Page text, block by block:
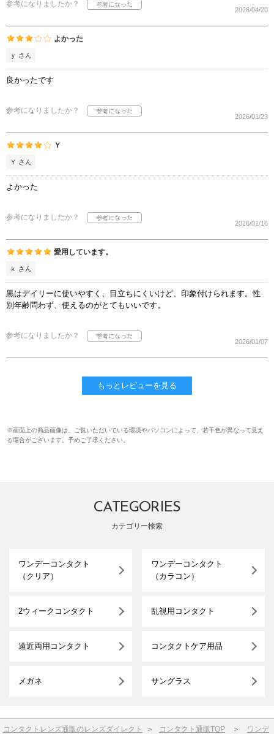
参考になりましたか？
2026/04/20
よかった
ｙ さん
良かったです
参考になりましたか？
2026/01/23
Ｙ
Ｙ さん
よかった
参考になりましたか？
2026/01/16
愛用しています。
ｋ さん
黒はデイリーに使いやすく、目立ちにくいけど、印象付けられます。性
別年齢問わず、使えるのがとてもいいです。
参考になりましたか？
2026/01/07
もっとレビューを見る
※画面上の商品画像は、ご覧いただいている環境やパソコンによって、若干色が異なって見え
る場合がございます。予めご了承ください。
CATEGORIES
カテゴリー検索
ワンデーコンタクト
（クリア）
ワンデーコンタクト
（カラコン）
2ウィークコンタクト 乱視用コンタクト
遠近両用コンタクト コンタクトケア用品
メガネ サングラス
コンタクトレンズ通販のレンズダイレクト ＞ コンタクト通販TOP ＞ ワンデ